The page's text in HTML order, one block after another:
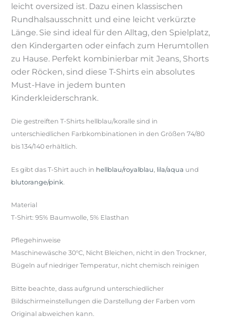
leicht oversized ist. Dazu einen klassischen
Rundhalsausschnitt und eine leicht verkürzte
Länge. Sie sind ideal für den Alltag, den Spielplatz,
den Kindergarten oder einfach zum Herumtollen
zu Hause. Perfekt kombinierbar mit Jeans, Shorts
oder Röcken, sind diese T-Shirts ein absolutes
Must-Have in jedem bunten
Kinderkleiderschrank.
Die gestreiften T-Shirts hellblau/koralle sind in
unterschiedlichen Farbkombinationen in den Größen 74/80
bis 134/140 erhältlich.
Es gibt das T-Shirt auch in hellblau/royalblau, lila/aqua und
blutorange/pink.
Material
T-Shirt: 95% Baumwolle, 5% Elasthan
Pflegehinweise
Maschinewäsche 30°C, Nicht Bleichen, nicht in den Trockner,
Bügeln auf niedriger Temperatur, nicht chemisch reinigen
Bitte beachte, dass aufgrund unterschiedlicher
Bildschirmeinstellungen die Darstellung der Farben vom
Original abweichen kann.